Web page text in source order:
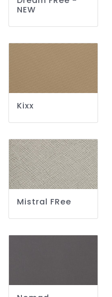
NEW
Kixx
Mistral FRee